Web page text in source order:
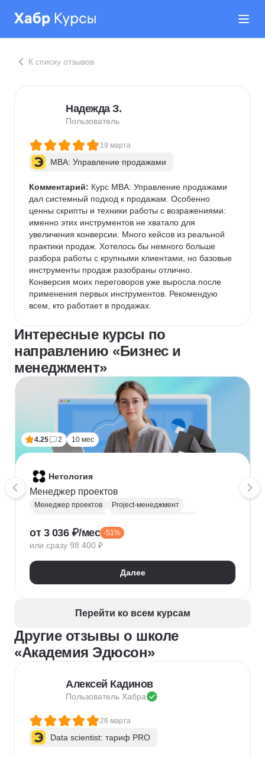
К списку отзывов
Надежда З.
Пользователь
19 марта
MBA: Управление продажами
Комментарий: Курс МВА: Управление продажами
дал системный подход к продажам. Особенно
ценны скрипты и техники работы с возражениями:
именно этих инструментов не хватало для
увеличения конверсии. Много кейсов из реальной
практики продаж. Хотелось бы немного больше
разбора работы с крупными клиентами, но базовые
инструменты продаж разобраны отлично.
Конверсия моих переговоров уже выросла после
применения первых инструментов. Рекомендую
всем, кто работает в продажах.
Интересные курсы по
направлению «Бизнес и
менеджмент»
4.25 2 10 мес
Нетология
Менеджер проектов
Менеджер проектов
Project-менеджмент
Нейронные сети
Управление рисками
Kanban
Scrum
Управление проектами
Тайм-менеджмент
Управление удаленной командой
от 3 036 ₽/мес -51%
или сразу 98 400 ₽
Далее
Перейти ко всем курсам
Другие отзывы о школе
«Академия Эдюсон»
Алексей Кадинов
Пользователь Хабра
26 марта
Data scientist: тариф PRO